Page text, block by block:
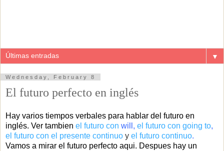
▼
Wednesday, February 8
El futuro perfecto en inglés
Hay varios tiempos verbales para hablar del futuro en
inglés. Ver tambienel futuro con will , el futuro con going to,
elfuturo con el presente continuo y el futuro continuo.
Vamos a mirar el futuro perfecto aqui. Despues hay un